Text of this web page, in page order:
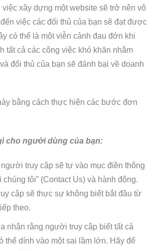
xây dựng một website sẽ trở nên vô
việc các đối thủ của bạn sẽ đạt được
có thể là một viễn cảnh đau đớn khi
tất cả các công việc khó khăn nhằm
đối thủ của bạn sẽ đánh bại về doanh
bằng cách thực hiện các bước đơn
cho người dùng của bạn:
truy cập sẽ tự vào mục điền thông
chúng tôi” (Contact Us) và hành động.
cập sẽ thực sự không biết bắt đầu từ
theo.
nhận rằng người truy cập biết tất cả
thể dính vào một sai lầm lớn. Hãy để